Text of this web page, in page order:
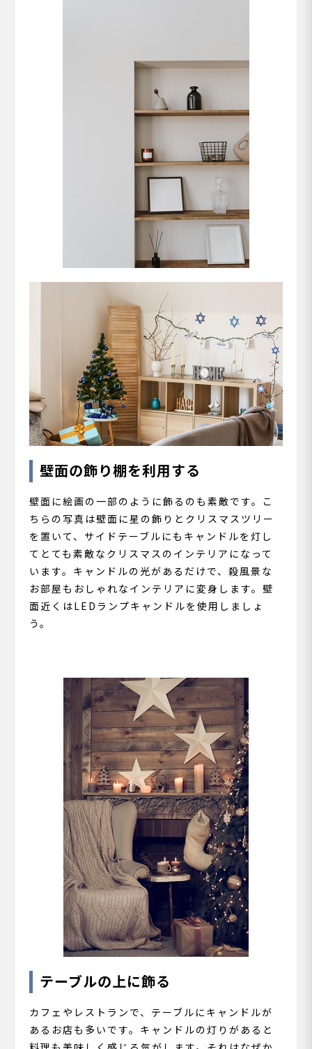
壁面の飾り棚を利用する
壁面に絵画の一部のように飾るのも素敵です。こ
ちらの写真は壁面に星の飾りとクリスマスツリー
を置いて、サイドテーブルにもキャンドルを灯し
てとても素敵なクリスマスのインテリアになって
います。キャンドルの光があるだけで、殺風景な
お部屋もおしゃれなインテリアに変身します。壁
面近くはLEDランプキャンドルを使用しましょ
う。
テーブルの上に飾る
カフェやレストランで、テーブルにキャンドルが
あるお店も多いです。キャンドルの灯りがあると